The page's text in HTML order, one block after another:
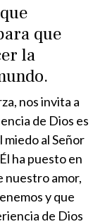
que
la
nos invita a
de Dios es
miedo al Señor
ha puesto en
nuestro amor,
y que
de Dios